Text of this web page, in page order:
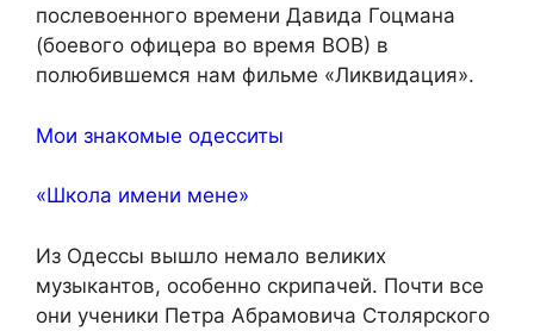
послевоенного времени Давида Гоцмана
(боевого офицера во время ВОВ) в
полюбившемся нам фильме «Ликвидация».
Мои знакомые одесситы
«Школа имени мене»
Из Одессы вышло немало великих
музыкантов, особенно скрипачей. Почти все
они ученики Петра Абрамовича Столярского